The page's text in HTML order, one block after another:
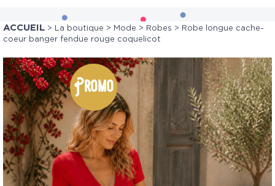
ACCUEIL > La boutique > Mode > Robes > Robe longue cache-
coeur banger fendue rouge coquelicot
Promo